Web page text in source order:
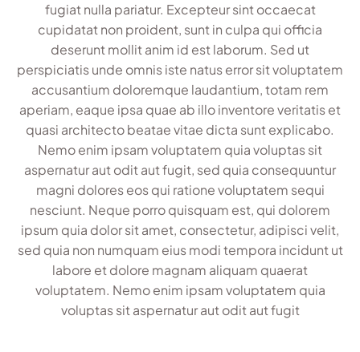
fugiat nulla pariatur. Excepteur sint occaecat
cupidatat non proident, sunt in culpa qui officia
deserunt mollit anim id est laborum. Sed ut
perspiciatis unde omnis iste natus error sit voluptatem
accusantium doloremque laudantium, totam rem
aperiam, eaque ipsa quae ab illo inventore veritatis et
quasi architecto beatae vitae dicta sunt explicabo.
Nemo enim ipsam voluptatem quia voluptas sit
aspernatur aut odit aut fugit, sed quia consequuntur
magni dolores eos qui ratione voluptatem sequi
nesciunt. Neque porro quisquam est, qui dolorem
ipsum quia dolor sit amet, consectetur, adipisci velit,
sed quia non numquam eius modi tempora incidunt ut
labore et dolore magnam aliquam quaerat
voluptatem. Nemo enim ipsam voluptatem quia
voluptas sit aspernatur aut odit aut fugit